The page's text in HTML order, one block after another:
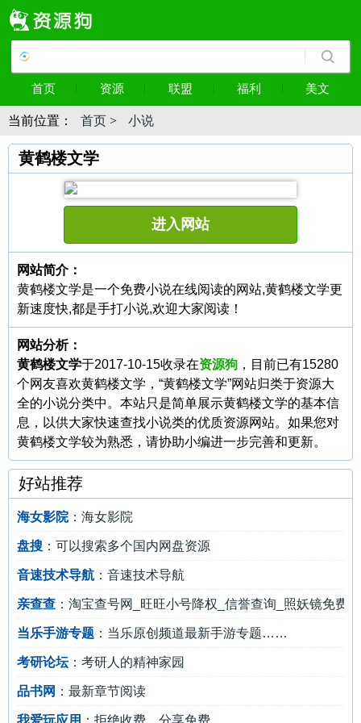
首页 资源 联盟 福利 美文
当前位置： 首页 > 小说
黄鹤楼文学
进入网站
网站简介：
黄鹤楼文学是一个免费小说在线阅读的网站,黄鹤楼文学更
新速度快,都是手打小说,欢迎大家阅读！
网站分析：
黄鹤楼文学于2017-10-15收录在资源狗 ，目前已有15280
个网友喜欢黄鹤楼文学，“黄鹤楼文学”网站归类于资源大
全的小说分类中。本站只是简单展示黄鹤楼文学的基本信
息，以供大家快速查找小说类的优质资源网站。如果您对
黄鹤楼文学较为熟悉，请协助小编进一步完善和更新。
好站推荐
海女影院：海女影院
盘搜 ：可以搜索多个国内网盘资源
音速技术导航 ：音速技术导航
亲查查 ：淘宝查号网_旺旺小号降权_信誉查询_照妖镜免费
当乐手游专题 ：当乐原创频道最新手游专题……
考研论坛：考研人的精神家园
品书网 ：最新章节阅读
我爱玩应用 ：拒绝收费，分享免费